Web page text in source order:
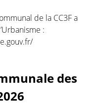
de la CC3F a
:
des